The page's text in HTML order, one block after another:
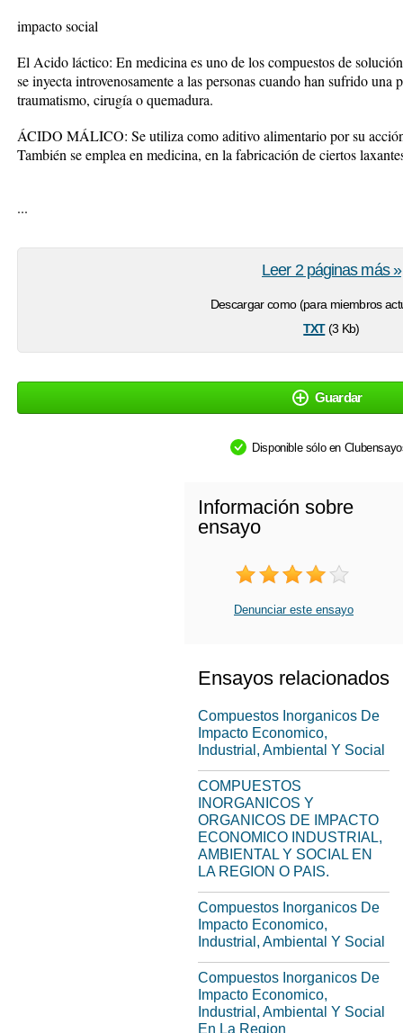
impacto social
El Acido láctico: En medicina es uno de los compuestos de
se inyecta introvenosamente a las personas cuando han sufrido una
traumatismo, cirugía o quemadura.
ÁCIDO MÁLICO: Se utiliza como aditivo alimentario por su
También se emplea en medicina, en la fabricación de ciertos
...
Descargar como (para miembros
txt(3 Kb)
Leer 2 páginas más »
Guardar
Disponible sólo en
Información sobre
ensayo
Denunciar este ensayo
Ensayos relacionados
Compuestos Inorganicos De
Impacto Economico,
Industrial, Ambiental Y Social
COMPUESTOS
INORGANICOS Y
ORGANICOS DE IMPACTO
ECONOMICO INDUSTRIAL,
AMBIENTAL Y SOCIAL EN
LA REGION O PAIS.
Compuestos Inorganicos De
Impacto Economico,
Industrial, Ambiental Y Social
Compuestos Inorganicos De
Impacto Economico,
Industrial, Ambiental Y Social
En La Region